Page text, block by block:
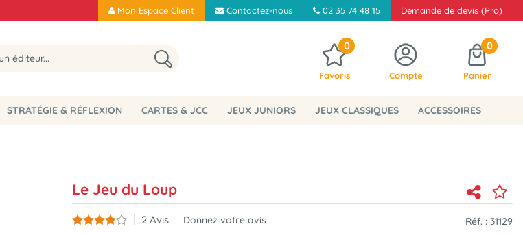
Mon Espace Client Contactez-nous 02 35 74 48 15 Demande de devis (Pro)
0
Favoris Compte
0
Panier
STRATÉGIE & RÉFLEXION CARTES & JCC JEUX JUNIORS JEUX CLASSIQUES ACCESSOIRES
Le Jeu du Loup
2 Avis Donnez votre avis Réf. : 31129